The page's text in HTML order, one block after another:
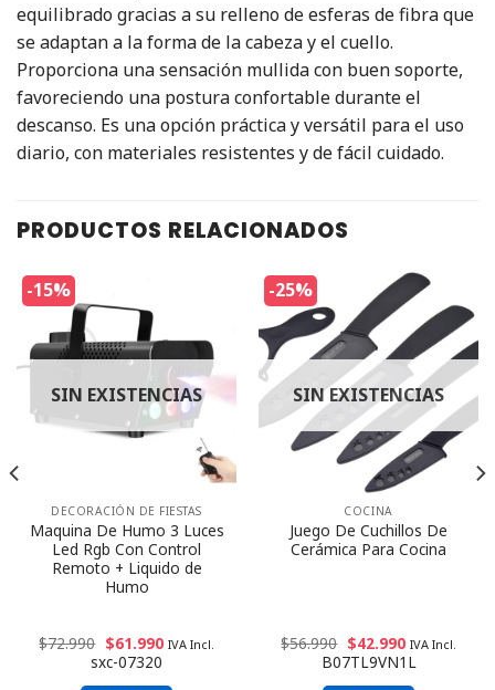
equilibrado gracias a su relleno de esferas de fibra que
se adaptan a la forma de la cabeza y el cuello.
Proporciona una sensación mullida con buen soporte,
favoreciendo una postura confortable durante el
descanso. Es una opción práctica y versátil para el uso
diario, con materiales resistentes y de fácil cuidado.
PRODUCTOS RELACIONADOS
-15%
SIN EXISTENCIAS
DECORACIÓN DE FIESTAS
Maquina De Humo 3 Luces
Led Rgb Con Control
Remoto + Liquido de
Humo
$72.990 $61.990 IVA Incl.
sxc-07320
-25%
SIN EXISTENCIAS
COCINA
Juego De Cuchillos De
Cerámica Para Cocina
$56.990 $42.990 IVA Incl.
B07TL9VN1L